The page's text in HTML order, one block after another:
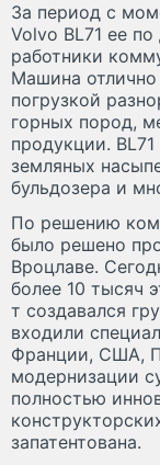
За период с
Volvo BL71 ее
работники
Машина отлично
погрузкой
горных пород,
продукции.
земляных
бульдозера и
По решению
было решено
Вроцлаве.
более 10 тысяч
т создавался
входили
Франции, США,
модернизации
полностью
запатентована.